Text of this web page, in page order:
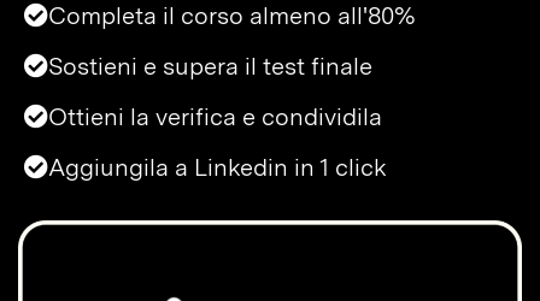
Completa il corso almeno all'80%
Sostieni e supera il test finale
Ottieni la verifica e condividila
Aggiungila a Linkedin in 1 click